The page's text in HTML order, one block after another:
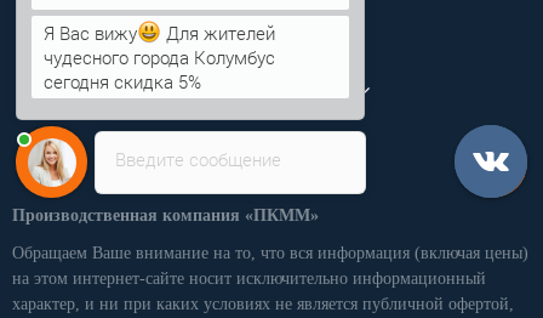
Категории
Личный кабинет
Производственная компания «ПКММ»
Обращаем Ваше внимание на то, что вся информация (включая цены)
на этом интернет-сайте носит исключительно информационный
характер, и ни при каких условиях не является публичной офертой,
Введите сообщение
Я Вас вижу
Для жителей
чудесного города Колумбус
сегодня скидка 5%